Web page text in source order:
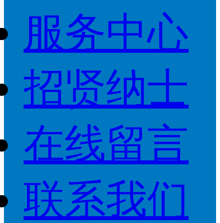
服务中心
招贤纳士
在线留言
联系我们